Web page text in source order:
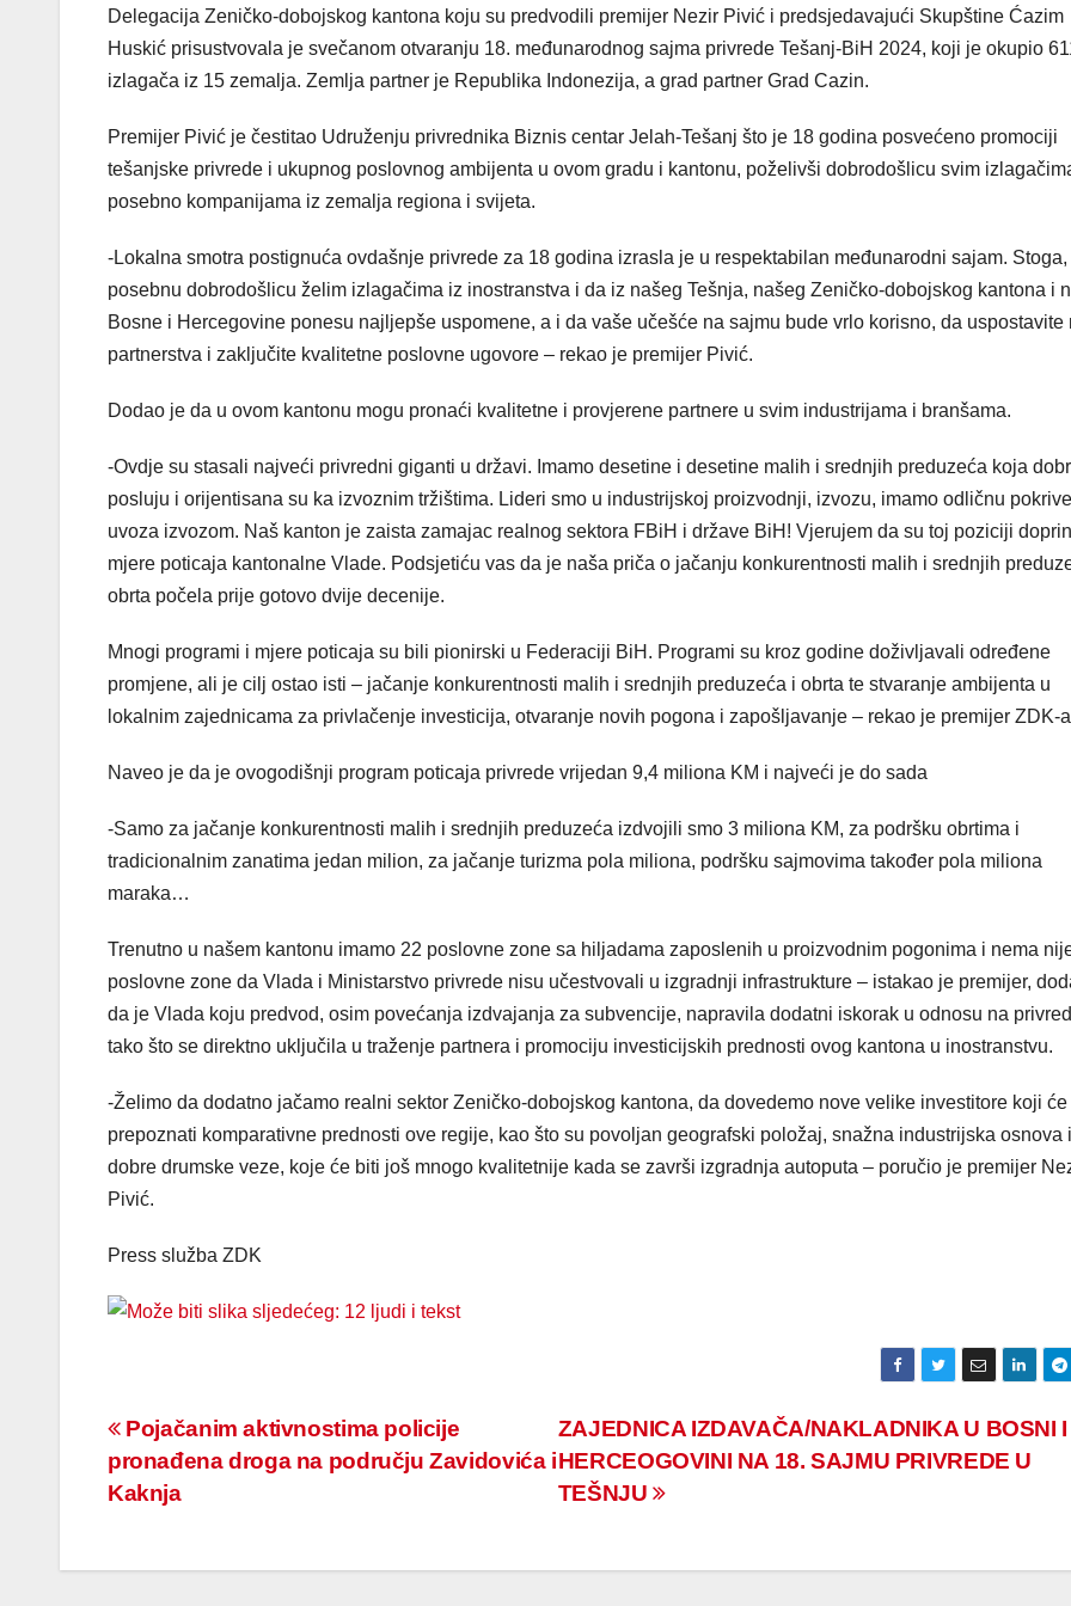
Delegacija Zeničko-dobojskog kantona koju su predvodili premijer Nezir Pivić i predsjedavajući Skupštine Ćazim
Huskić prisustvovala je svečanom otvaranju 18. međunarodnog sajma privrede Tešanj-BiH 2024, koji je okupio
izlagača iz 15 zemalja. Zemlja partner je Republika Indonezija, a grad partner Grad Cazin.
Premijer Pivić je čestitao Udruženju privrednika Biznis centar Jelah-Tešanj što je 18 godina posvećeno promociji
tešanjske privrede i ukupnog poslovnog ambijenta u ovom gradu i kantonu, poželivši dobrodošlicu svim
posebno kompanijama iz zemalja regiona i svijeta.
-Lokalna smotra postignuća ovdašnje privrede za 18 godina izrasla je u respektabilan međunarodni sajam. Stoga,
posebnu dobrodošlicu želim izlagačima iz inostranstva i da iz našeg Tešnja, našeg Zeničko-dobojskog kantona i
Bosne i Hercegovine ponesu najljepše uspomene, a i da vaše učešće na sajmu bude vrlo korisno, da uspostavite
partnerstva i zaključite kvalitetne poslovne ugovore – rekao je premijer Pivić.
Dodao je da u ovom kantonu mogu pronaći kvalitetne i provjerene partnere u svim industrijama i branšama.
-Ovdje su stasali najveći privredni giganti u državi. Imamo desetine i desetine malih i srednjih preduzeća koja
posluju i orijentisana su ka izvoznim tržištima. Lideri smo u industrijskoj proizvodnji, izvozu, imamo odličnu
uvoza izvozom. Naš kanton je zaista zamajac realnog sektora FBiH i države BiH! Vjerujem da su toj poziciji
mjere poticaja kantonalne Vlade. Podsjetiću vas da je naša priča o jačanju konkurentnosti malih i srednjih
obrta počela prije gotovo dvije decenije.
Mnogi programi i mjere poticaja su bili pionirski u Federaciji BiH. Programi su kroz godine doživljavali određene
promjene, ali je cilj ostao isti – jačanje konkurentnosti malih i srednjih preduzeća i obrta te stvaranje ambijenta u
lokalnim zajednicama za privlačenje investicija, otvaranje novih pogona i zapošljavanje – rekao je premijer ZDK-a
Naveo je da je ovogodišnji program poticaja privrede vrijedan 9,4 miliona KM i najveći je do sada
-Samo za jačanje konkurentnosti malih i srednjih preduzeća izdvojili smo 3 miliona KM, za podršku obrtima i
tradicionalnim zanatima jedan milion, za jačanje turizma pola miliona, podršku sajmovima također pola miliona
maraka…
Trenutno u našem kantonu imamo 22 poslovne zone sa hiljadama zaposlenih u proizvodnim pogonima i nema
poslovne zone da Vlada i Ministarstvo privrede nisu učestvovali u izgradnji infrastrukture – istakao je premijer,
da je Vlada koju predvod, osim povećanja izdvajanja za subvencije, napravila dodatni iskorak u odnosu na
tako što se direktno uključila u traženje partnera i promociju investicijskih prednosti ovog kantona u inostranstvu.
-Želimo da dodatno jačamo realni sektor Zeničko-dobojskog kantona, da dovedemo nove velike investitore koji će
prepoznati komparativne prednosti ove regije, kao što su povoljan geografski položaj, snažna industrijska osnova i
dobre drumske veze, koje će biti još mnogo kvalitetnije kada se završi izgradnja autoputa – poručio je premijer
Pivić.
Press služba ZDK
Navigacija
članaka
ZAJEDNICA IZDAVAČA/NAKLADNIKA U BOSNI I
HERCEOGOVINI NA 18. SAJMU PRIVREDE U
TEŠNJU
Pojačanim aktivnostima policije
pronađena droga na području Zavidovića i
Kaknja